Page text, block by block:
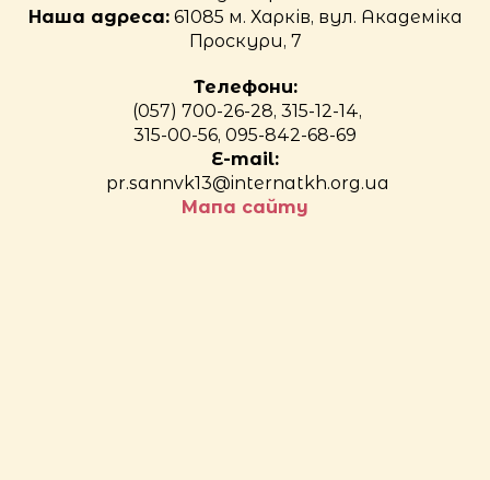
Наша адреса:61085 м. Харків, вул. Академіка
Проскури, 7
Телефони:
(057) 700-26-28, 315-12-14,
315-00-56, 095-842-68-69
E-mail:
pr.sannvk13@internatkh.org.ua
Мапа сайту